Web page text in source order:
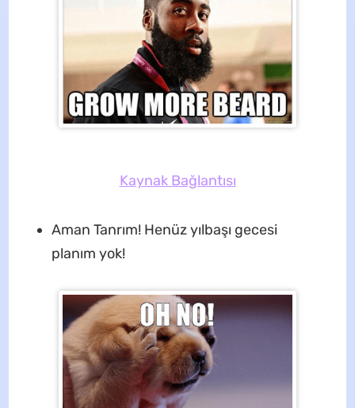
Kaynak Bağlantısı
Aman Tanrım! Henüz yılbaşı gecesi
planım yok!